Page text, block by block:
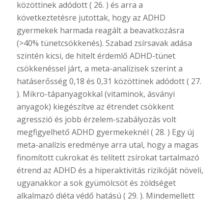
közöttinek adódott ( 26. ) és arra a
következtetésre jutottak, hogy az ADHD
gyermekek harmada reagált a beavatkozásra
(>40% tünetcsökkenés). Szabad zsírsavak adása
szintén kicsi, de hitelt érdemlő ADHD-tünet
csökkenéssel járt, a meta-analízisek szerint a
hatáserősség 0,18 és 0,31 közöttinek adódott ( 27.
). Mikro-tápanyagokkal (vitaminok, ásványi
anyagok) kiegészítve az étrendet csökkent
agresszió és jobb érzelem-szabályozás volt
megfigyelhető ADHD gyermekeknél ( 28. ) Egy új
meta-analízis eredménye arra utal, hogy a magas
finomított cukrokat és telített zsírokat tartalmazó
étrend az ADHD és a hiperaktivitás rizikóját növeli,
ugyanakkor a sok gyümölcsöt és zöldséget
alkalmazó diéta védő hatású ( 29. ). Mindemellett